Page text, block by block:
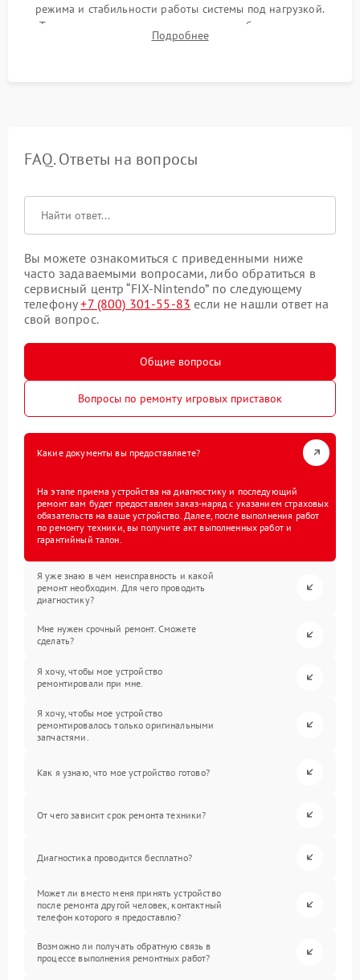
режима и стабильности работы системы под нагрузкой.
Тестирование привода, синхронизации беспроводных
геймпадов, выхода в сеть и выдачи изображения без
Подробнее
FAQ. Ответы на вопросы
Вы можете ознакомиться с приведенными ниже
часто задаваемыми вопросами, либо обратиться в
сервисный центр “FIX-Nintendo” по следующему
телефону+7 (800) 301-55-83 если не нашли ответ на
свой вопрос.
Общие вопросы
Вопросы по ремонту игровых приставок
Какие документы вы предоставляете?
На этапе приема устройства на диагностику и последующий
ремонт вам будет предоставлен заказ-наряд с указанием страховых
обязательств на ваше устройство. Далее, после выполнения работ
по ремонту техники, вы получите акт выполненных работ и
гарантийный талон.
Я уже знаю в чем неисправность и какой
ремонт необходим. Для чего проводить
диагностику?
Мне нужен срочный ремонт. Сможете
сделать?
Я хочу, чтобы мое устройство
ремонтировали при мне.
Я хочу, чтобы мое устройство
ремонтировалось только оригинальными
запчастями.
Как я узнаю, что мое устройство готово?
От чего зависит срок ремонта техники?
Диагностика проводится бесплатно?
Может ли вместо меня принять устройство
после ремонта другой человек, контактный
телефон которого я предоставлю?
Возможно ли получать обратную связь в
процессе выполнения ремонтных работ?